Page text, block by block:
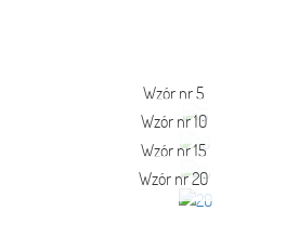
Wzór nr 5
Wzór nr 10
Wzór nr 15
Wzór nr 20